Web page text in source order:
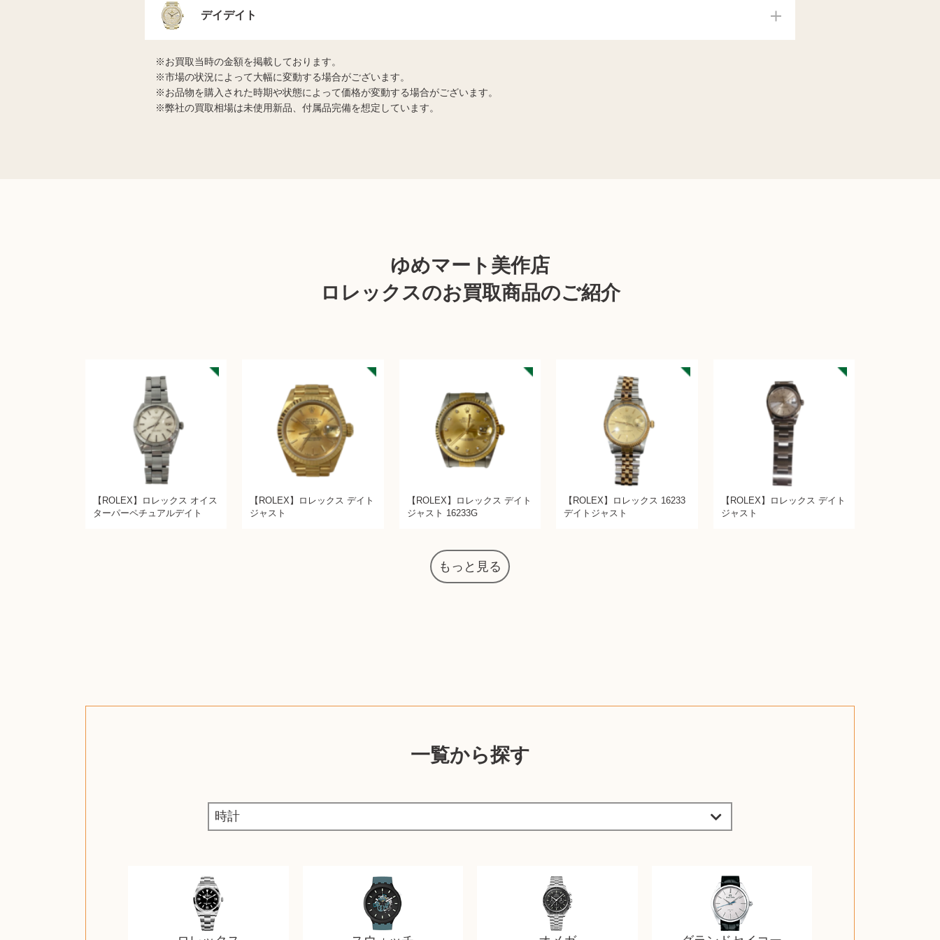
デイデイト
お買取当時の金額を掲載しております。
市場の状況によって大幅に変動する場合がございます。
お品物を購入された時期や状態によって価格が変動する場合がございます。
弊社の買取相場は未使用新品、付属品完備を想定しています。
ゆめマート美作店
ロレックスのお買取商品のご紹介
【ROLEX】ロレックス オイス
ターパーペチュアルデイト
【ROLEX】ロレックス デイト
ジャスト
【ROLEX】ロレックス デイト
ジャスト 16233G
【ROLEX】ロレックス 16233
デイトジャスト
【ROLEX】ロレックス デイト
ジャスト
もっと見る
一覧から探す